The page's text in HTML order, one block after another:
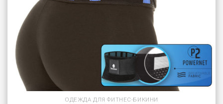
ОДЕЖДА ДЛЯ ФИТНЕС-БИКИНИ